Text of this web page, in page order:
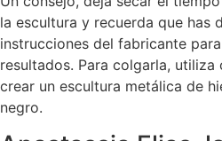
la escultura y recuerda que has
instrucciones del fabricante
resultados. Para colgarla, utiliza
crear un escultura metálica de
negro.